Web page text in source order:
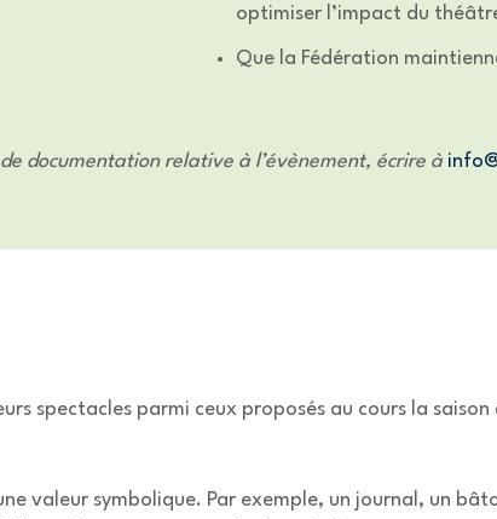
optimiser l’impact du
Que la Fédération
documentation relative à l’évènement, écrire à
spectacles parmi ceux proposés au cours la saison
valeur symbolique. Par exemple, un journal, un